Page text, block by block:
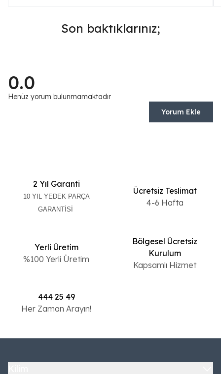
Son baktıklarınız;
0.0
Henüz yorum bulunmamaktadır
Yorum Ekle
2 Yıl Garanti
10 YIL YEDEK PARÇA
GARANTİSİ
Ücretsiz Teslimat
4-6 Hafta
Yerli Üretim
%100 Yerli Üretim
Bölgesel Ücretsiz
Kurulum
Kapsamlı Hizmet
444 25 49
Her Zaman Arayın!